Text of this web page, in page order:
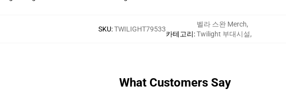
SKU:TWILIGHT79533
카테고리:
벨라 스완 Merch,
Twilight 부대시설,
What Customers Say